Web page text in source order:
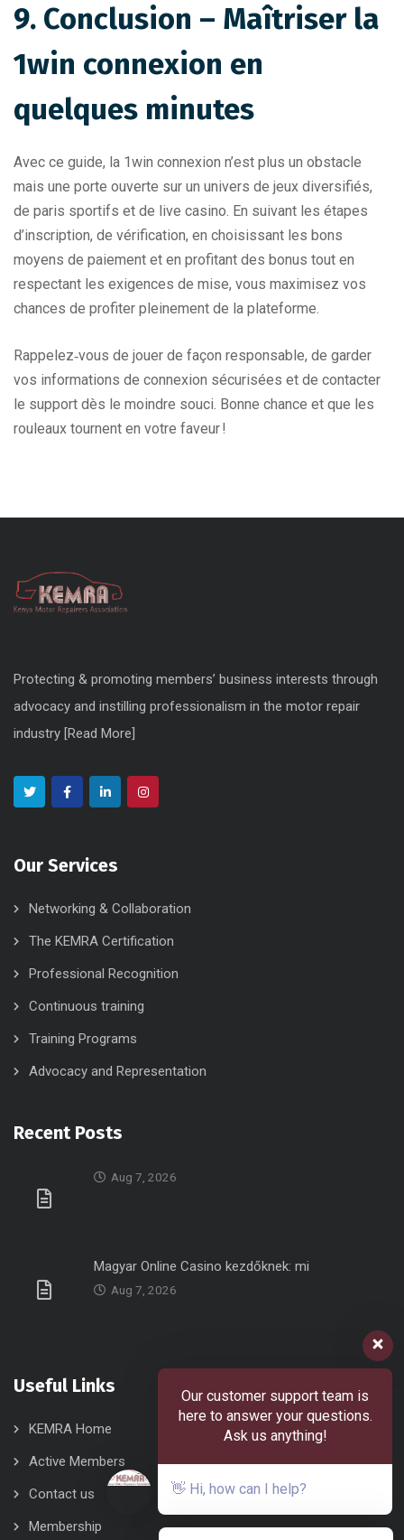
9. Conclusion – Maîtriser la
1win connexion en
quelques minutes
Avec ce guide, la 1win connexion n’est plus un obstacle
mais une porte ouverte sur un univers de jeux diversifiés,
de paris sportifs et de live casino. En suivant les étapes
d’inscription, de vérification, en choisissant les bons
moyens de paiement et en profitant des bonus tout en
respectant les exigences de mise, vous maximisez vos
chances de profiter pleinement de la plateforme.
Rappelez‑vous de jouer de façon responsable, de garder
vos informations de connexion sécurisées et de contacter
le support dès le moindre souci. Bonne chance et que les
rouleaux tournent en votre faveur !
Protecting & promoting members’ business interests through
advocacy and instilling professionalism in the motor repair
industry [Read More]
Our Services
Networking & Collaboration
The KEMRA Certification
Professional Recognition
Continuous training
Training Programs
Advocacy and Representation
Recent Posts
Aug 7, 2026
Magyar Online Casino kezdőknek: mi
Aug 7, 2026
Useful Links
KEMRA Home
About Us
Active Members
Board of Directors
Contact us
KEMRA Services
Membership
Our customer support team is
here to answer your questions.
Ask us anything!
👋 Hi, how can I help?